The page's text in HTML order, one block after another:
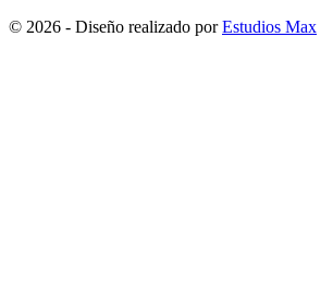
© 2026 - Diseño realizado porEstudios Max